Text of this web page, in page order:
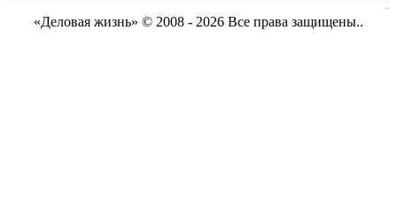
«Деловая жизнь» © 2008 - 2026 Все права защищены..